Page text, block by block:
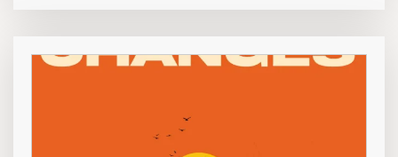
Melodien und raffinierter, brachialer Kraft gefeiert. Die neue Single,
der psychologische Kracher „Lacerations“, zeigt Sylosis auf dem